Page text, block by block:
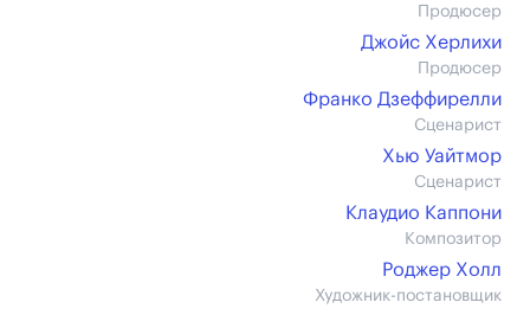
Продюсер
Джойс Херлихи
Продюсер
Франко Дзеффирелли
Сценарист
Хью Уайтмор
Сценарист
Клаудио Каппони
Композитор
Роджер Холл
Художник-постановщик